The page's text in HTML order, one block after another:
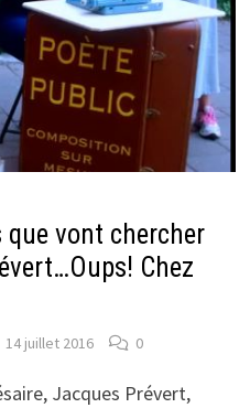
que vont chercher
Chez
14 juillet 2016 0
Jacques Prévert,